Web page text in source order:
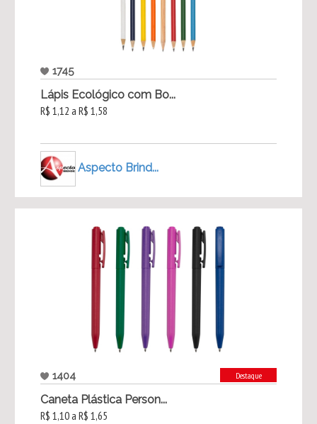
1745
Lápis Ecológico com Bo...
R$ 1,12 a R$ 1,58
Aspecto Brind...
1404 Destaque
Caneta Plástica Person...
R$ 1,10 a R$ 1,65